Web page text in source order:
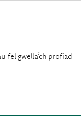
fel gwella’ch profiad